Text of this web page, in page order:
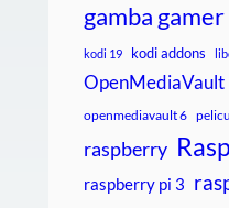
gamba gamer
kodi 19 kodi addons
OpenMediaVault
openmediavault 6
raspberry
raspberry pi 3